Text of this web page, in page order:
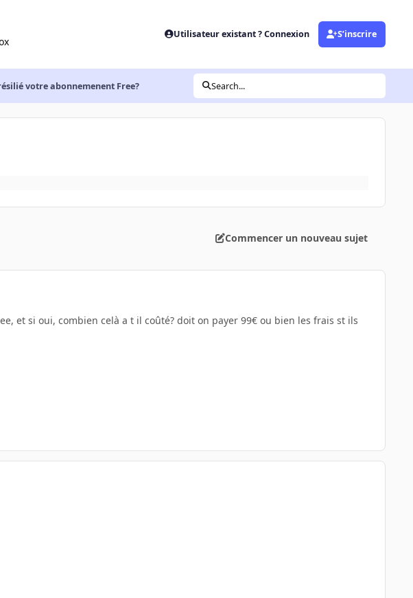
Utilisateur existant ? Connexion S’inscrire
votre abonnemenent Free? Search...
Commencer un nouveau sujet
et si oui, combien celà a t il coûté? doit on payer 99€ ou bien les frais st ils